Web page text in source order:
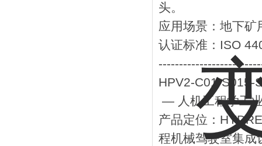
头。
应用场景‌：地下矿
认证标准‌：ISO
HPV2-C01-S015-
— 人机工程学工
产品定位‌：
程机械驾驶室集成